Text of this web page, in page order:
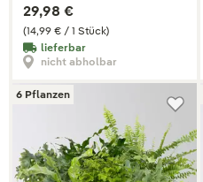
(14,99 € / 1 Stück)
29,98 €
lieferbar
nicht abholbar
6 Pflanzen